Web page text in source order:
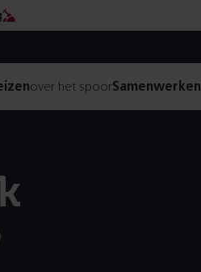
over het spoorSamenwerken